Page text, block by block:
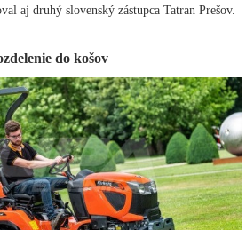
aj druhý slovenský zástupca Tatran Prešov.
do košov